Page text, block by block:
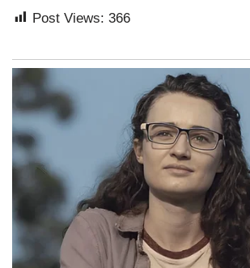
Post Views: 366